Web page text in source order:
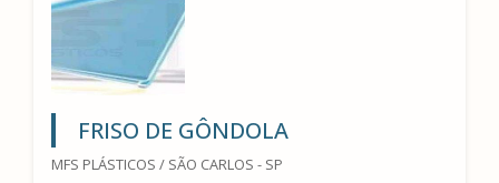
FRISO DE GÔNDOLA
MFS PLÁSTICOS / SÃO CARLOS - SP